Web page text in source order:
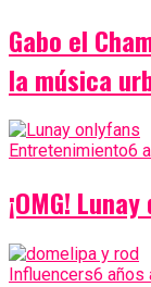
Gabo el
la música
Entretenimiento6
¡OMG!
Influencers6 años